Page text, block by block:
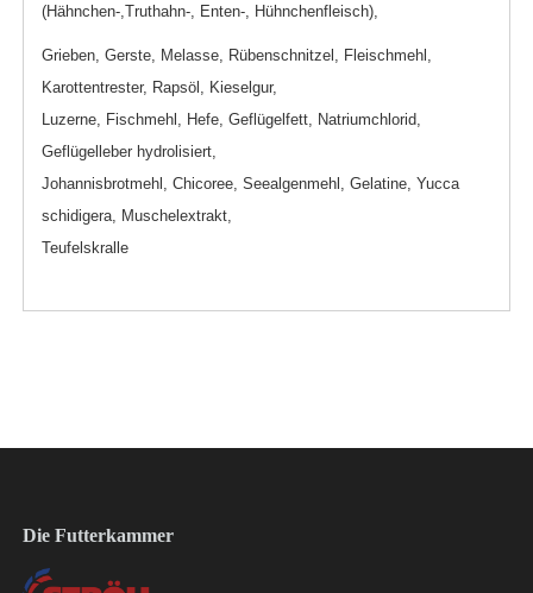
(Hähnchen-,Truthahn-, Enten-, Hühnchenfleisch),
Grieben, Gerste, Melasse, Rübenschnitzel, Fleischmehl,
Karottentrester, Rapsöl, Kieselgur,
Luzerne, Fischmehl, Hefe, Geflügelfett, Natriumchlorid,
Geflügelleber hydrolisiert,
Johannisbrotmehl, Chicoree, Seealgenmehl, Gelatine, Yucca
schidigera, Muschelextrakt,
Teufelskralle
Die Futterkammer